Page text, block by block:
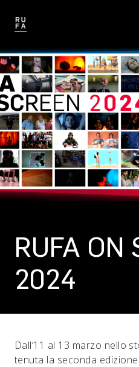
RUFA ON
2024
Dall’11 al 13 marzo nello
tenuta la seconda edizione